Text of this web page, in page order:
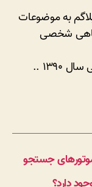
به موضوعات
شخصی
..
جستجو
دارد؟